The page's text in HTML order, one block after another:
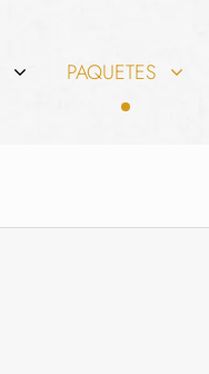
PAQUETES